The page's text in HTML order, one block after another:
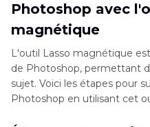
Photoshop avec
magnétique
L'outil Lasso magnétique
de Photoshop, permettant
sujet. Voici les étapes pour
Photoshop en utilisant cet